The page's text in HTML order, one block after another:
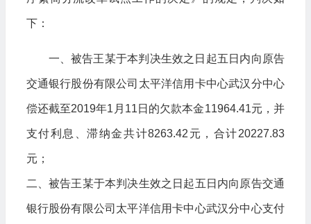
下：
一、被告王某于本判决生效之日起五日内向原告
交通银行股份有限公司太平洋信用卡中心武汉分中心
偿还截至2019年1月11日的欠款本金11964.41元，并
支付利息、滞纳金共计8263.42元，合计20227.83
元；
二、被告王某于本判决生效之日起五日内向原告交通
银行股份有限公司太平洋信用卡中心武汉分中心支付